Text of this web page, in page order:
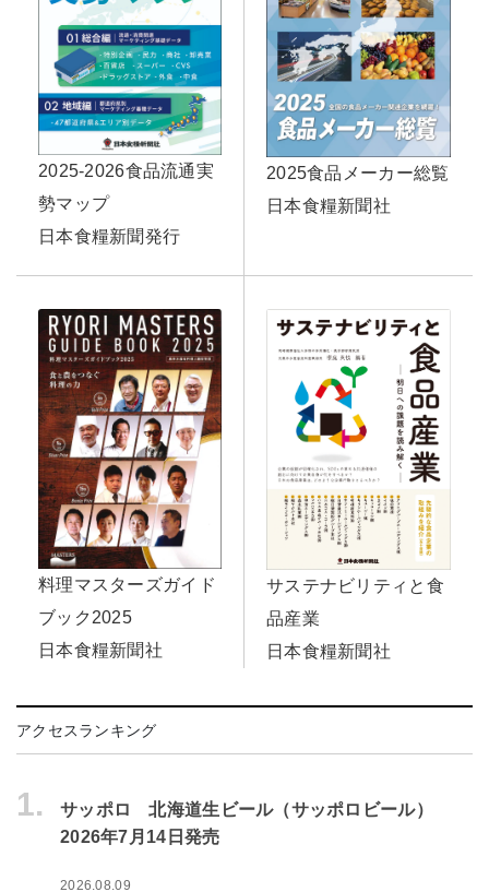
2025-2026食品流通実
勢マップ
日本食糧新聞発行
2025食品メーカー総覧
日本食糧新聞社
料理マスターズガイド
ブック2025
日本食糧新聞社
サステナビリティと食
品産業
日本食糧新聞社
アクセスランキング
1.
サッポロ 北海道生ビール（サッポロビール）
2026年7月14日発売
2026.08.09